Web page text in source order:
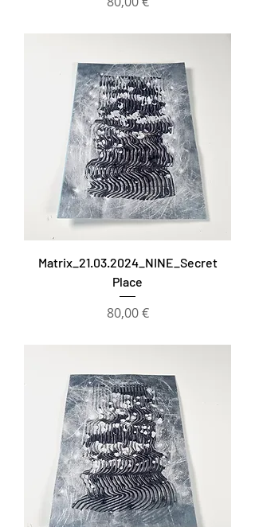
Matrix_21.03.2024_NINE_Secret
Place
Prezzo
80,00 €